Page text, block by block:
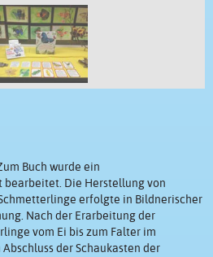
Buch wurde ein
Die Herstellung von
erfolgte in Bildnerischer
Nach der Erarbeitung der
vom Ei bis zum Falter im
der Schaukasten der